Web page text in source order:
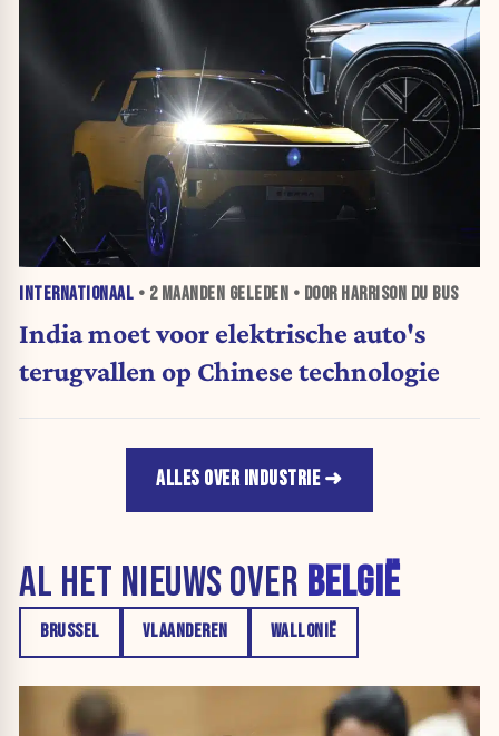
INTERNATIONAAL • 2 MAANDEN GELEDEN • DOOR HARRISON DU BUS
India moet voor elektrische auto's
terugvallen op Chinese technologie
ALLES OVER INDUSTRIE
AL HET NIEUWS OVER BELGIË
BRUSSEL VLAANDEREN WALLONIË